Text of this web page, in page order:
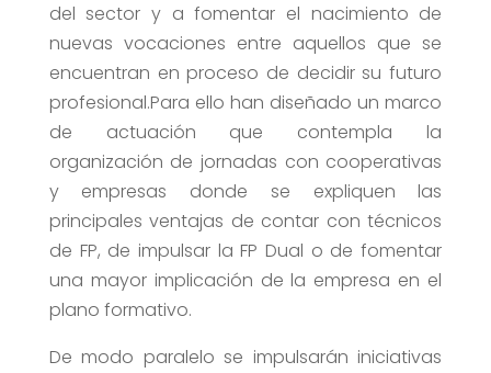
del sector y a fomentar el nacimiento de
nuevas vocaciones entre aquellos que se
encuentran en proceso de decidir su futuro
profesional.Para ello han diseñado un marco
de actuación que contempla la
organización de jornadas con cooperativas
y empresas donde se expliquen las
principales ventajas de contar con técnicos
de FP, de impulsar la FP Dual o de fomentar
una mayor implicación de la empresa en el
plano formativo.
De modo paralelo se impulsarán iniciativas